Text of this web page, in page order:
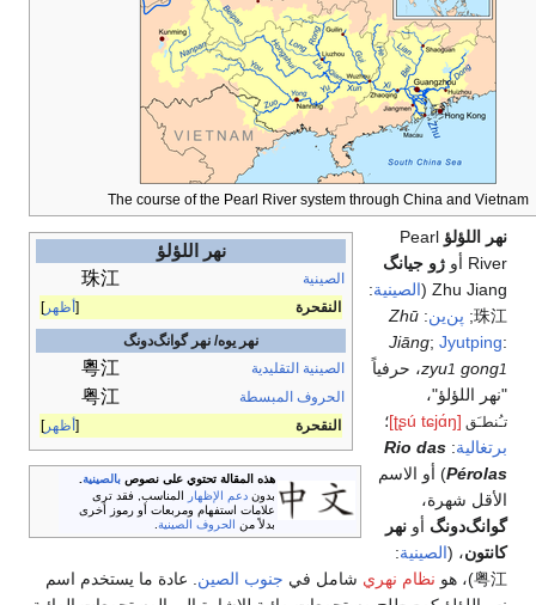
The course of the Pearl River system through China and Vietnam
نهر اللؤلؤ
الصينية 珠江
أظهر
النقحرة
نهر يوه/ نهر گوانگ‌دونگ
الصينية التقليدية
粵江
الحروف المبسطة 粤江
أظهر النقحرة
هذه المقالة تحتوي على نصوص بالصينية.
بدون دعم الإظهار
المناسب, فقد ترى
علامات استفهام ومربعات أو رموز أخرى
بدلاً من
الحروف الصينية.
نهر اللؤلؤ Pearl
River أو
ژو جيانگ
Zhu Jiang (
الصينية:
珠江
; پن‌ين:
Zhū
Jiāng; Jyutping:
zyu1 gong1
، حرفياً
"نهر اللؤلؤ"،
تـُنطـَق [ʈʂú tɕjɑ́ŋ]
؛
برتغالية:
Rio das
Pérolas) أو الاسم
الأقل شهرة،
گوانگ‌دونگ أو نهر
كانتون، (الصينية:
粤江)، هو نظام نهري شامل في جنوب الصين. عادة ما يستخدم اسم